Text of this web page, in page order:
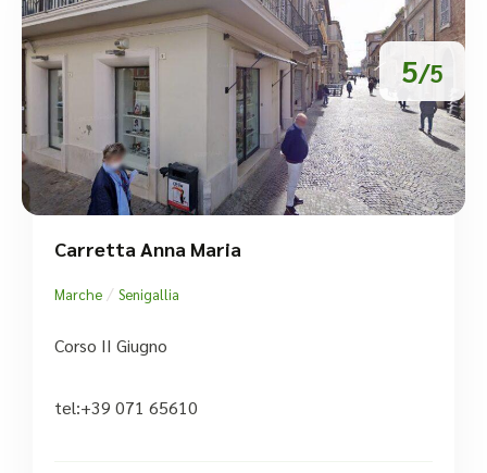
5/5
Carretta Anna Maria
Marche / Senigallia
Corso II Giugno
tel:+39 071 65610